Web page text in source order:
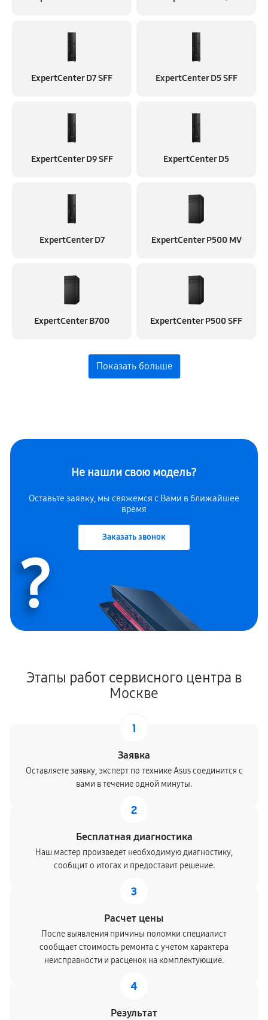
ExpertCenter D7 SFF ExpertCenter D5 SFF
ExpertCenter D9 SFF ExpertCenter D5
ExpertCenter D7 ExpertCenter P500 MV
ExpertCenter B700 ExpertCenter P500 SFF
Не нашли свою модель?
Оставьте заявку, мы свяжемся с Вами в ближайшее
время
Заказать звонок
?
Этапы работ сервисного центра в
Москве
1
Заявка
Оставляете заявку, эксперт по технике Asus соединится с
вами в течение одной минуты.
2
Бесплатная диагностика
Наш мастер произведет необходимую диагностику,
сообщит о итогах и предоставит решение.
3
Расчет цены
После выявления причины поломки специалист
сообщает стоимость ремонта с учетом характера
неисправности и расценок на комплектующие.
4
Результат